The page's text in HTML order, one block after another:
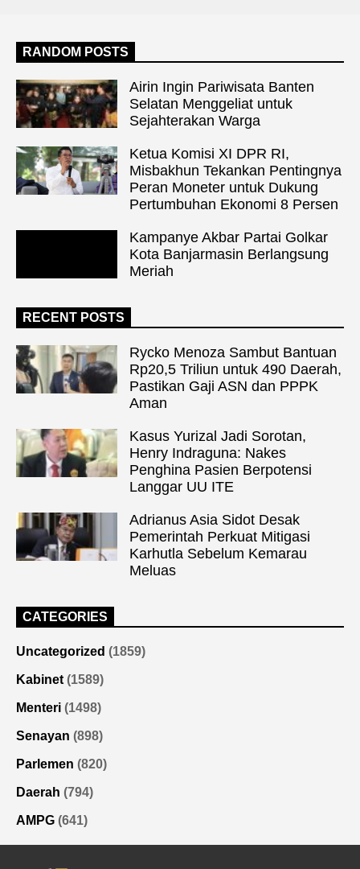
RANDOM POSTS
Airin Ingin Pariwisata Banten
Selatan Menggeliat untuk
Sejahterakan Warga
Ketua Komisi XI DPR RI,
Misbakhun Tekankan Pentingnya
Peran Moneter untuk Dukung
Pertumbuhan Ekonomi 8 Persen
Kampanye Akbar Partai Golkar
Kota Banjarmasin Berlangsung
Meriah
RECENT POSTS
Rycko Menoza Sambut Bantuan
Rp20,5 Triliun untuk 490 Daerah,
Pastikan Gaji ASN dan PPPK
Aman
Kasus Yurizal Jadi Sorotan,
Henry Indraguna: Nakes
Penghina Pasien Berpotensi
Langgar UU ITE
Adrianus Asia Sidot Desak
Pemerintah Perkuat Mitigasi
Karhutla Sebelum Kemarau
Meluas
CATEGORIES
Uncategorized (1859)
Kabinet (1589)
Menteri (1498)
Senayan (898)
Parlemen (820)
Daerah (794)
AMPG (641)